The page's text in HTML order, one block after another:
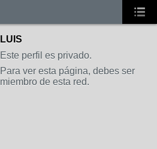
LUIS
Este perfil es privado.
Para ver esta página, debes ser
miembro de esta red.